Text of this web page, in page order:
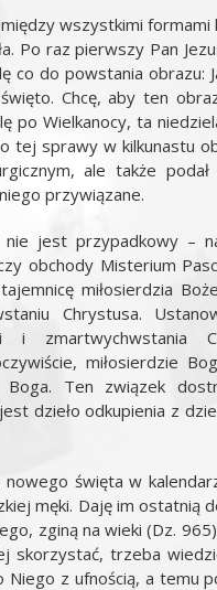
wszystkimi
Po raz pierwszy Pan
co do powstania obrazu:
Chcę, aby ten
po Wielkanocy, ta
tej sprawy w kilkunastu
ale także podał
przywiązane.
nie jest przypadkowy –
obchody Misterium
miłosierdzia
Chrystusa.
i zmartwychwstania
miłosierdzie
Boga. Ten związek
dzieło odkupienia z
święta w
męki. Daję im ostatnią
zginą na wieki (Dz.
trzeba
Niego z ufnością, a temu